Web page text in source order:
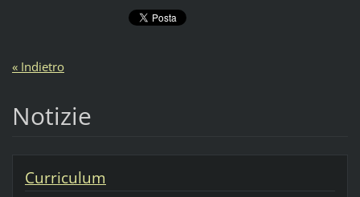
« Indietro
Notizie
Curriculum